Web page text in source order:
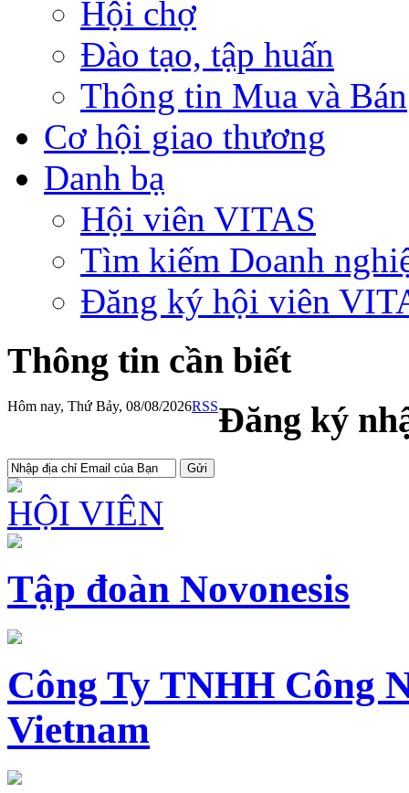
Hội chợ
Đào tạo, tập huấn
Thông tin Mua và Bán
Cơ hội giao thương
Danh bạ
Hội viên VITAS
Tìm kiếm Doanh
Đăng ký hội viên
Thông tin cần biết
Hôm nay, Thứ Bảy, 08/08/2026RSSĐăng ký
HỘI VIÊN
Tập đoàn Novonesis
Công Ty TNHH Công
Vietnam